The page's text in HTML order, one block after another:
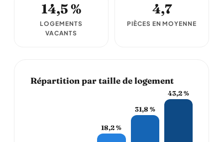
14,5 %
LOGEMENTS
VACANTS
4,7
PIÈCES EN MOYENNE
Répartition par taille de logement
18,2 %
31,8 %
43,2 %